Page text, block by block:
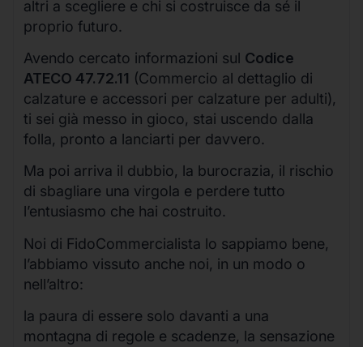
altri a scegliere e chi si costruisce da sé il
proprio futuro.
Avendo cercato informazioni sul Codice
ATECO 47.72.11 (Commercio al dettaglio di
calzature e accessori per calzature per adulti),
ti sei già messo in gioco, stai uscendo dalla
folla, pronto a lanciarti per davvero.
Ma poi arriva il dubbio, la burocrazia, il rischio
di sbagliare una virgola e perdere tutto
l’entusiasmo che hai costruito.
Noi di FidoCommercialista lo sappiamo bene,
l’abbiamo vissuto anche noi, in un modo o
nell’altro:
la paura di essere solo davanti a una
montagna di regole e scadenze, la sensazione